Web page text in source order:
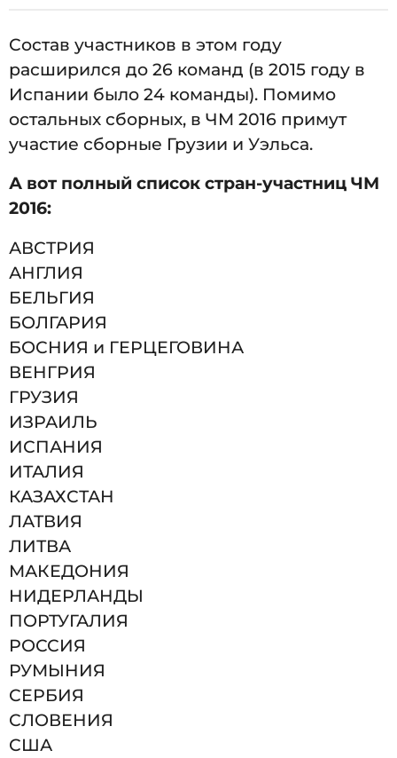
Состав участников в этом году
расширился до 26 команд (в 2015 году в
Испании было 24 команды). Помимо
остальных сборных, в ЧМ 2016 примут
участие сборные Грузии и Уэльса.
А вот полный список стран-участниц ЧМ
2016:
АВСТРИЯ
АНГЛИЯ
БЕЛЬГИЯ
БОЛГАРИЯ
БОСНИЯ и ГЕРЦЕГОВИНА
ВЕНГРИЯ
ГРУЗИЯ
ИЗРАИЛЬ
ИСПАНИЯ
ИТАЛИЯ
КАЗАХСТАН
ЛАТВИЯ
ЛИТВА
МАКЕДОНИЯ
НИДЕРЛАНДЫ
ПОРТУГАЛИЯ
РОССИЯ
РУМЫНИЯ
СЕРБИЯ
СЛОВЕНИЯ
США